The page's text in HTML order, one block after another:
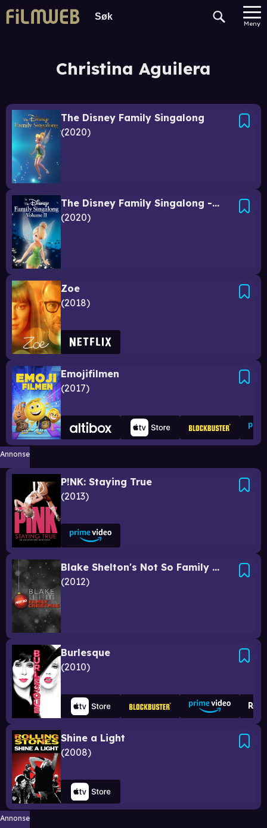
Meny
Christina Aguilera
The Disney Family Singalong
2020
The Disney Family Singalong - Volume II
2020
Zoe
2018
Emojifilmen
2017
Annonse
P!NK: Staying True
2013
Blake Shelton's Not So Family Christmas
2012
Burlesque
2010
Shine a Light
2008
Annonse